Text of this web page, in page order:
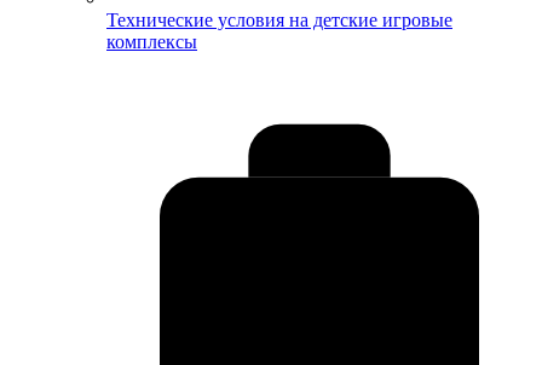
Технические условия на детские игровые
комплексы